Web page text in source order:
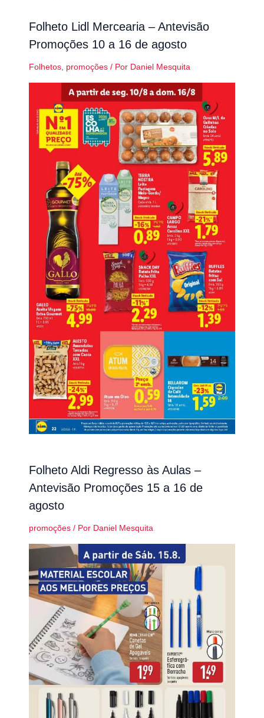
Folheto Lidl Mercearia – Antevisão
Promoções 10 a 16 de agosto
Folhetos, promoções/ Por Daniel Mesquita
Folheto Aldi Regresso às Aulas –
Antevisão Promoções 15 a 16 de
agosto
promoções/ Por Daniel Mesquita